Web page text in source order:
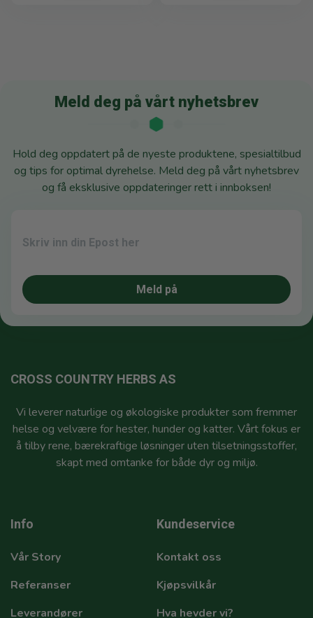
Meld deg på vårt nyhetsbrev
Hold deg oppdatert på de nyeste produktene, spesialtilbud
og tips for optimal dyrehelse. Meld deg på vårt nyhetsbrev
og få eksklusive oppdateringer rett i innboksen!
Meld på
CROSS COUNTRY HERBS AS
Vi leverer naturlige og økologiske produkter som fremmer
helse og velvære for hester, hunder og katter. Vårt fokus er
å tilby rene, bærekraftige løsninger uten tilsetningsstoffer,
skapt med omtanke for både dyr og miljø.
Info
Vår Story
Referanser
Leverandører
Kundeservice
Kontakt oss
Kjøpsvilkår
Hva hevder vi?